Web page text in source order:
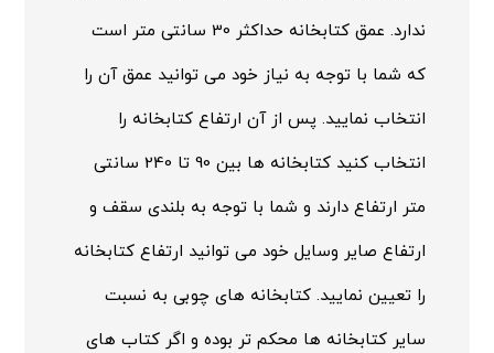
ندارد. عمق کتابخانه حداکثر 30 سانتی متر است
که شما با توجه به نیاز خود می توانید عمق آن را
انتخاب نمایید. پس از آن ارتفاع کتابخانه را
انتخاب کنید کتابخانه ها بین 90 تا 240 سانتی
متر ارتفاع دارند و شما با توجه به بلندی سقف و
ارتفاع صایر وسایل خود می توانید ارتفاع کتابخانه
را تعیین نمایید. کتابخانه های چوبی به نسبت
سایر کتابخانه ها محکم تر بوده و اگر کتاب های